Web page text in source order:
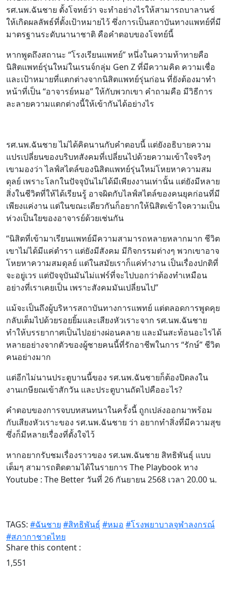
รศ.นพ.ฉันชาย ตั้งโจทย์ว่า จะทำอย่างไรให้สามารถบาลานซ์
ให้เกิดผลลัพธ์ที่ตั้งเป้าหมายไว้ ซึ่งการเป็นสถาบันทางแพทย์ที่มี
มาตรฐานระดับนานาชาติ คือคำตอบของโจทย์นี้
หากพูดถึงสถานะ “โรงเรียนแพทย์” หนึ่งในความท้าทายคือ
นิสิตแพทย์รุ่นใหม่ในเรนจ์กลุ่ม Gen Z ที่มีความคิด ความเชื่อ
และเป้าหมายที่แตกต่างจากนิสิตแพทย์รุ่นก่อน ที่ยังต้องมาทำ
หน้าที่เป็น “อาจารย์หมอ” ให้กับพวกเขา คำถามคือ มีวิธีการ
ละลายความแตกต่างนี้ให้เข้ากันได้อย่างไร
รศ.นพ.ฉันชาย ไม่ได้คิดนานกับคำตอบนี้ แต่ยังอธิบายความ
แปรเปลี่ยนของบริบทสังคมที่เปลี่ยนไปด้วยความเข้าใจจริงๆ
เขามองว่า ไลฟ์สไตล์ของนิสิตแพทย์รุ่นใหม่โหยหาความสม
ดุลย์ เพราะโลกในปัจจุบันไม่ได้มีเพียงงานเท่านั้น แต่ยังมีหลาย
สิ่งในชีวิตที่ให้ได้เรียนรู้ อาจผิดกับไลฟ์สไตล์ของคนยุคก่อนที่มี
เพียงแค่งาน แต่ในขณะเดียวกันก็อยากให้นิสิตเข้าใจความเป็น
ห่วงเป็นใยของอาจารย์ด้วยเช่นกัน
“นิสิตที่เข้ามาเรียนแพทย์มีความสามารถหลายหลากมาก ชีวิต
เขาไม่ได้มีแค่ตำรา แต่ยังมีสังคม มีกิจกรรมต่างๆ พวกเขาอาจ
โหยหาความสมดุลย์ แต่ในสมัยเราก็แค่ทำงาน เป็นเรื่องปกติที่
จะอยู่เวร แต่ปัจจุบันมันไม่แฟร์ที่จะไปบอกว่าต้องทำเหมือน
อย่างที่เราเคยเป็น เพราะสังคมมันเปลี่ยนไป”
แม้จะเป็นถึงผู้บริหารสถาบันทางการแพทย์ แต่ตลอดการพูดคุย
กลับเต็มไปด้วยรอยยิ้มและเสียงหัวเราะจาก รศ.นพ.ฉันชาย
ทำให้บรรยากาศเป็นไปอย่างผ่อนคลาย และมันสะท้อนอะไรได้
หลายอย่างจากตัวของผู้ชายคนนี้ที่รักอาชีพในการ “รักษ์” ชีวิต
คนอย่างมาก
แต่อีกไม่นานประตูบานนี้ของ รศ.นพ.ฉันชายก็ต้องปิดลงใน
งานเกษียณเข้าสักวัน และประตูบานถัดไปคืออะไร?
คำตอบของการจบบทสนทนาในครั้งนี้ ถูกเปล่งออกมาพร้อม
กับเสียงหัวเราะของ รศ.นพ.ฉันชาย ว่า อยากทำสิ่งที่มีความสุข
ซึ่งก็มีหลายเรื่องที่ตั้งใจไว้
หากอยากรับชมเรื่องราวของ รศ.นพ.ฉันชาย สิทธิพันธุ์ แบบ
เต็มๆ สามารถติดตามได้ในรายการ The Playbook ทาง
Youtube : The Better วันที่ 26 กันยายน 2568 เวลา 20.00 น.
TAGS: #ฉันชาย #สิทธิพันธุ์ #หมอ #โรงพยาบาลจุฬาลงกรณ์
#สภากาชาดไทย
Share this content :
1,551